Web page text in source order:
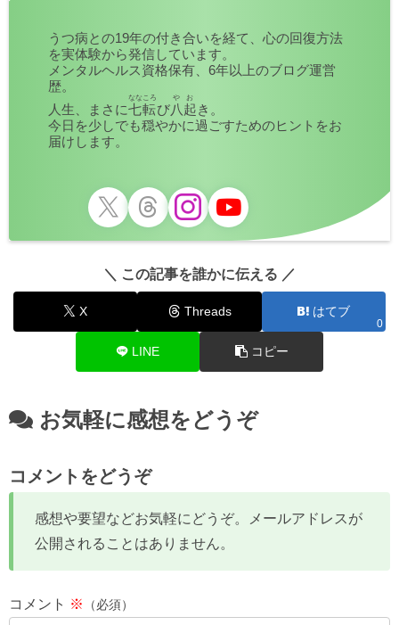
うつ病との19年の付き合いを経て、心の回復方法
を実体験から発信しています。
メンタルヘルス資格保有、6年以上のブログ運営
歴。
人生、まさに七転
ななころ
び八起
やお
き。
今日を少しでも穏やかに過ごすためのヒントをお
届けします。
＼ この記事を誰かに伝える ／
X Threads はてブ
0
LINE コピー
お気軽に感想をどうぞ
コメントをどうぞ
感想や要望などお気軽にどうぞ。メールアドレスが
公開されることはありません。
コメント ※